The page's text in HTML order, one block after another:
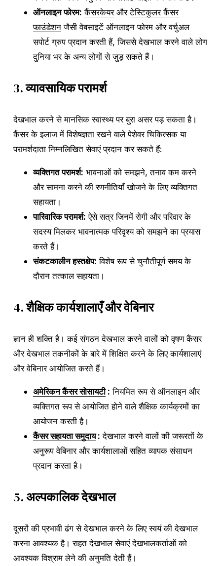
ऑनलाइन फोरम: कैंसरकेयरऔरटेस्टिकुलर कैंसर
फाउंडेशनजैसी वेबसाइटें ऑनलाइन फोरम और वर्चुअल
सपोर्ट ग्रुप प्रदान करती हैं, जिससे देखभाल करने वाले लोग
दुनिया भर के अन्य लोगों से जुड़ सकते हैं।
3.व्यावसायिक परामर्श
देखभाल करने से मानसिक स्वास्थ्य पर बुरा असर पड़ सकता है।
कैंसर के इलाज में विशेषज्ञता रखने वाले पेशेवर चिकित्सक या
परामर्शदाता निम्नलिखित सेवाएं प्रदान कर सकते हैं:
व्यक्तिगत परामर्श: भावनाओं को समझने, तनाव कम करने
और सामना करने की रणनीतियाँ खोजने के लिए व्यक्तिगत
सहायता।
पारिवारिक परामर्श: ऐसे सत्र जिनमें रोगी और परिवार के
सदस्य मिलकर भावनात्मक परिदृश्य को समझने का प्रयास
करते हैं।
संकटकालीन हस्तक्षेप: विशेष रूप से चुनौतीपूर्ण समय के
दौरान तत्काल सहायता।
4.शैक्षिक कार्यशालाएँ और वेबिनार
ज्ञान ही शक्ति है। कई संगठन देखभाल करने वालों को वृषण कैंसर
और देखभाल तकनीकों के बारे में शिक्षित करने के लिए कार्यशालाएं
और वेबिनार आयोजित करते हैं।
अमेरिकन कैंसर सोसायटी: नियमित रूप से ऑनलाइन और
व्यक्तिगत रूप से आयोजित होने वाले शैक्षिक कार्यक्रमों का
आयोजन करती है।
कैंसर सहायता समुदाय: देखभाल करने वालों की जरूरतों के
अनुरूप वेबिनार और कार्यशालाओं सहित व्यापक संसाधन
प्रदान करता है।
5.अल्पकालिक देखभाल
दूसरों की प्रभावी ढंग से देखभाल करने के लिए स्वयं की देखभाल
करना आवश्यक है। राहत देखभाल सेवाएं देखभालकर्ताओं को
आवश्यक विश्राम लेने की अनुमति देती हैं।